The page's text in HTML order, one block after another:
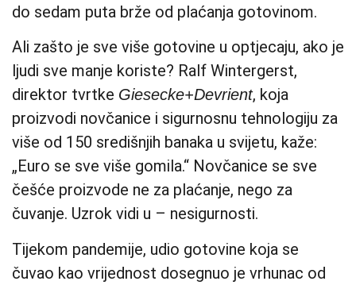
do sedam puta brže od plaćanja gotovinom.
Ali zašto je sve više gotovine u optjecaju, ako je
ljudi sve manje koriste? Ralf Wintergerst,
direktor tvrtke Giesecke+Devrient, koja
proizvodi novčanice i sigurnosnu tehnologiju za
više od 150 središnjih banaka u svijetu, kaže:
„Euro se sve više gomila.“ Novčanice se sve
češće proizvode ne za plaćanje, nego za
čuvanje. Uzrok vidi u – nesigurnosti.
Tijekom pandemije, udio gotovine koja se
čuvao kao vrijednost dosegnuo je vrhunac od